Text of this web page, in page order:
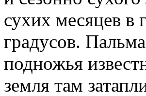
сухих месяцев в
градусов.
подножья
земля там